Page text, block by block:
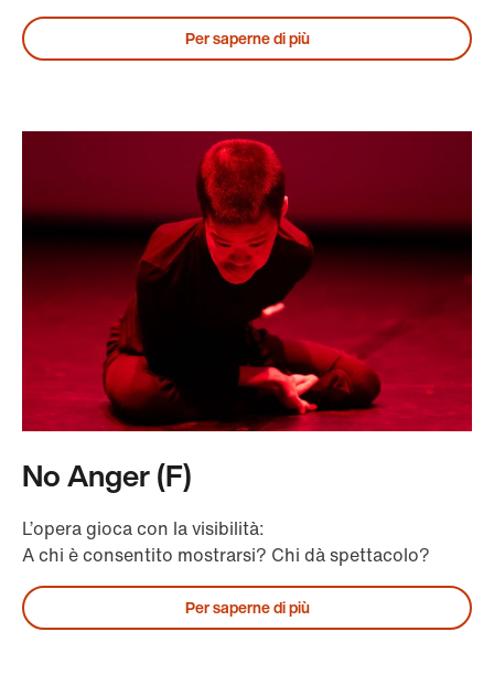
Per saperne di più
No Anger (F)
L’opera gioca con la visibilità:
A chi è consentito mostrarsi? Chi dà spettacolo?
Per saperne di più